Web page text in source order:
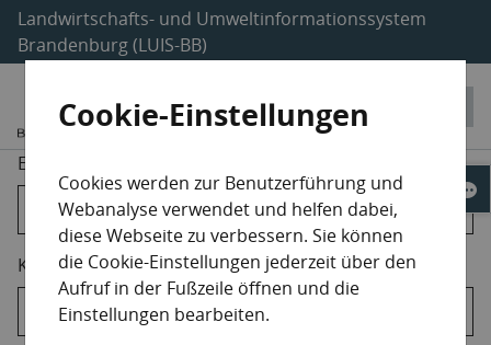
Landwirtschafts- und Umweltinformationssystem
Brandenburg (LUIS-BB)
E-Mail-Adresse
Kennwort
Cookie-Einstellungen
Cookies werden zur Benutzerführung und
Webanalyse verwendet und helfen dabei,
diese Webseite zu verbessern. Sie können
die Cookie-Einstellungen jederzeit über den
Aufruf in der Fußzeile öffnen und die
Einstellungen bearbeiten.